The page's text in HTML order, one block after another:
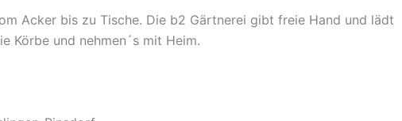
Acker bis zu Tische. Die b2 Gärtnerei gibt freie Hand und lädt
Körbe und nehmen´s mit Heim.